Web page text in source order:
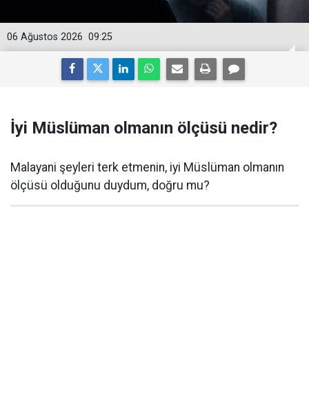
09:25
06 Ağustos 2026
İyi Müslüman olmanın ölçüsü nedir?
Malayani şeyleri terk etmenin, iyi Müslüman olmanın
ölçüsü olduğunu duydum, doğru mu?